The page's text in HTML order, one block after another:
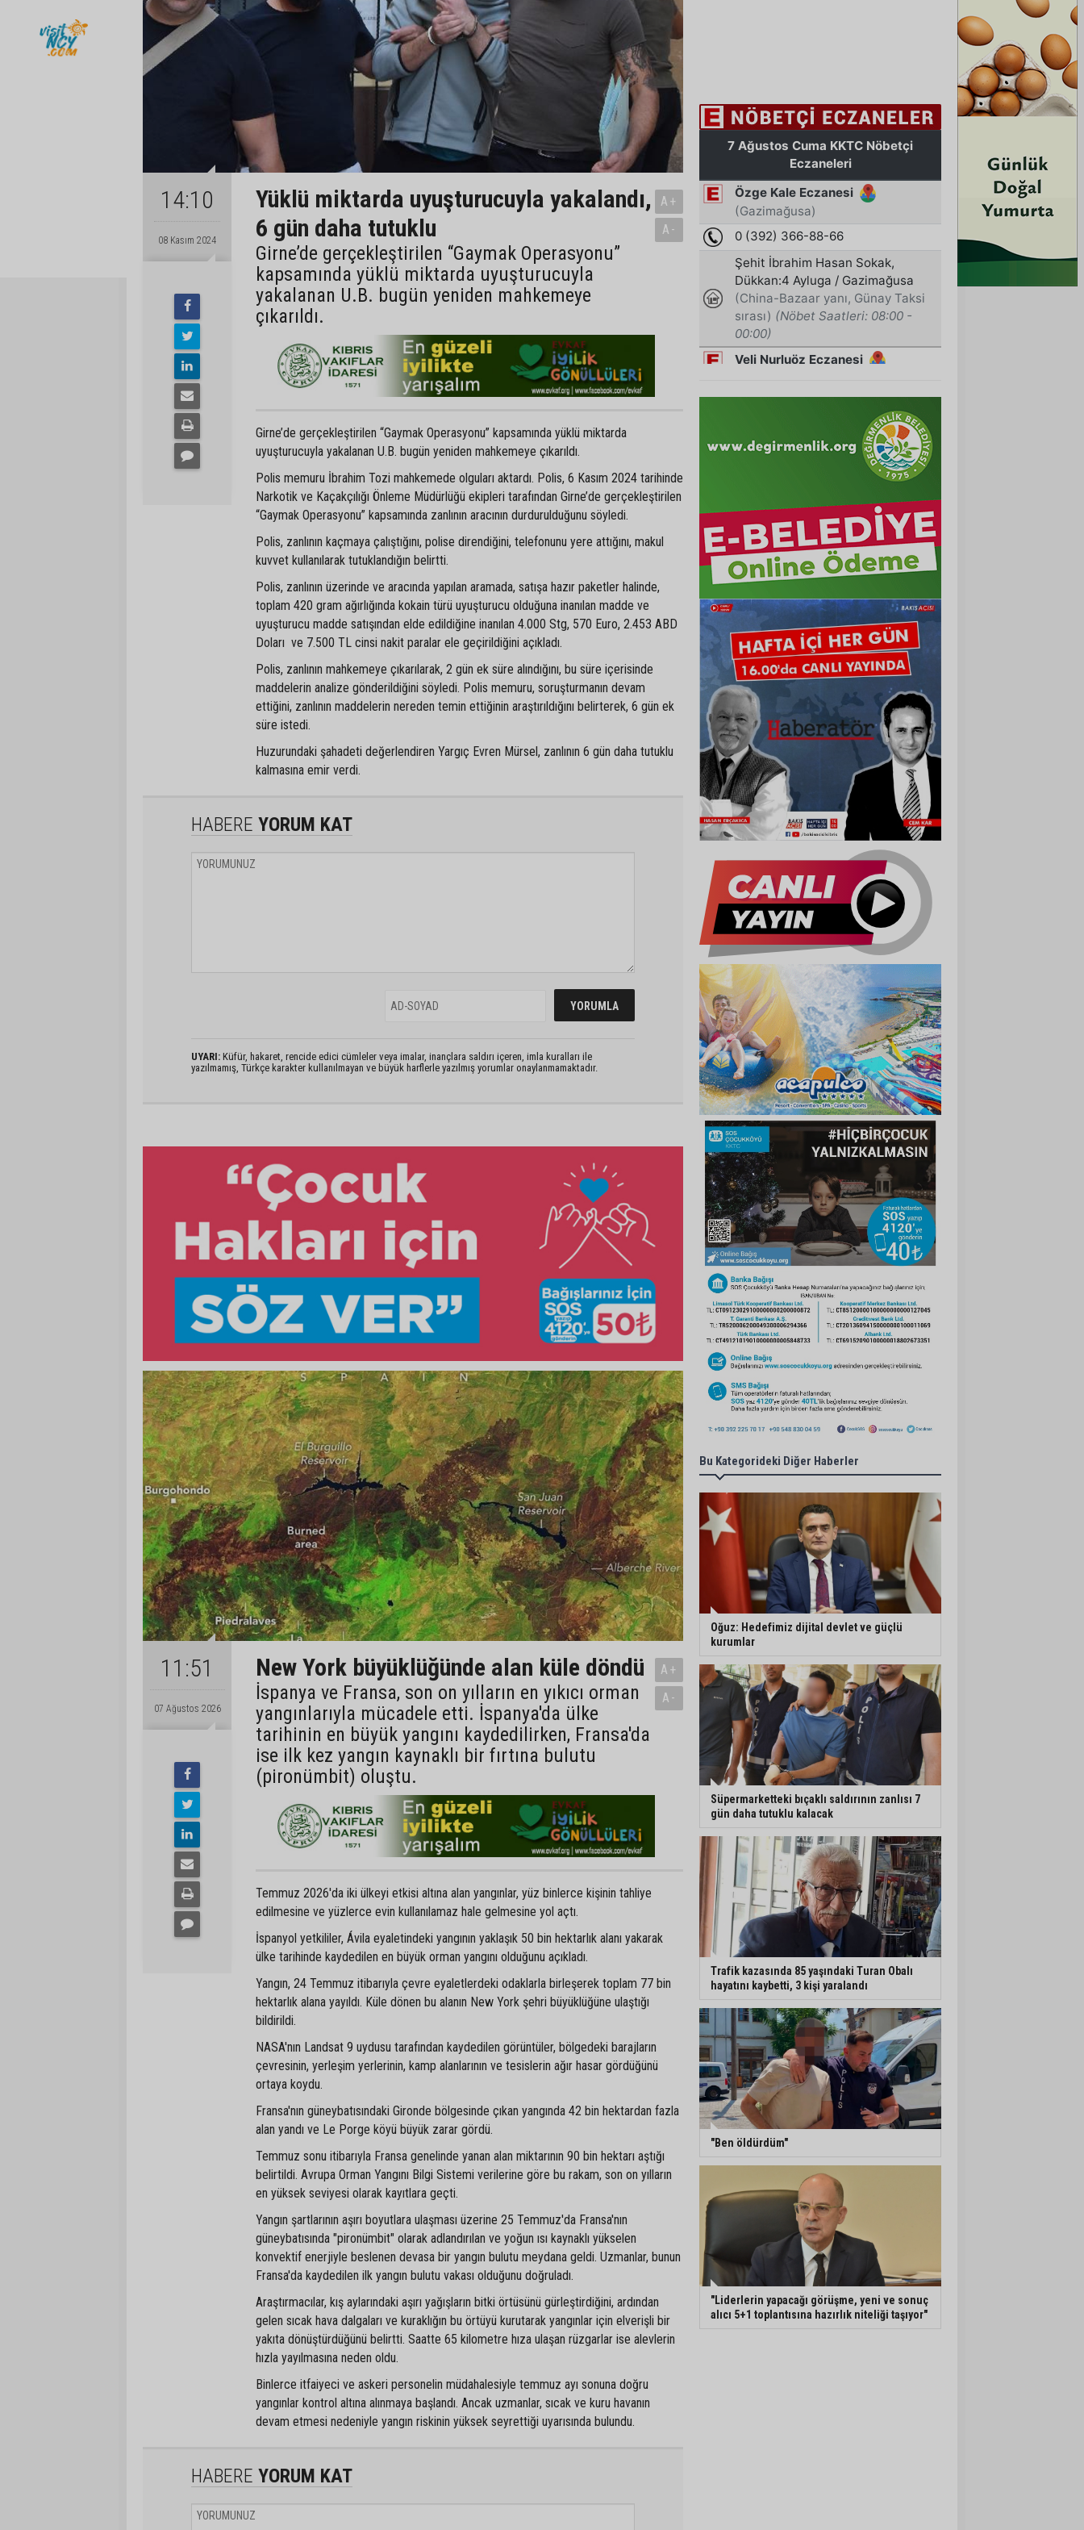
14:10
08 Kasım 2024
Yüklü miktarda uyuşturucuyla yakalandı,
6 gün daha tutuklu
Girne’de gerçekleştirilen “Gaymak Operasyonu”
kapsamında yüklü miktarda uyuşturucuyla
yakalanan U.B. bugün yeniden mahkemeye
çıkarıldı.
A+
A-
Girne’de gerçekleştirilen “Gaymak Operasyonu” kapsamında yüklü miktarda
uyuşturucuyla yakalanan U.B. bugün yeniden mahkemeye çıkarıldı.
Polis memuru İbrahim Tozi mahkemede olguları aktardı. Polis, 6 Kasım 2024 tarihinde
Narkotik ve Kaçakçılığı Önleme Müdürlüğü ekipleri tarafından Girne’de gerçekleştirilen
“Gaymak Operasyonu” kapsamında zanlının aracının durdurulduğunu söyledi.
Polis, zanlının kaçmaya çalıştığını, polise direndiğini, telefonunu yere attığını, makul
kuvvet kullanılarak tutuklandığın belirtti.
Polis, zanlının üzerinde ve aracında yapılan aramada, satışa hazır paketler halinde,
toplam 420 gram ağırlığında kokain türü uyuşturucu olduğuna inanılan madde ve
uyuşturucu madde satışından elde edildiğine inanılan 4.000 Stg, 570 Euro, 2.453 ABD
Doları ve 7.500 TL cinsi nakit paralar ele geçirildiğini açıkladı.
Polis, zanlının mahkemeye çıkarılarak, 2 gün ek süre alındığını, bu süre içerisinde
maddelerin analize gönderildiğini söyledi. Polis memuru, soruşturmanın devam
ettiğini, zanlının maddelerin nereden temin ettiğinin araştırıldığını belirterek, 6 gün ek
süre istedi.
Huzurundaki şahadeti değerlendiren Yargıç Evren Mürsel, zanlının 6 gün daha tutuklu
kalmasına emir verdi.
HABERE YORUM KAT
UYARI: Küfür, hakaret, rencide edici cümleler veya imalar, inançlara saldırı içeren, imla kuralları ile
yazılmamış, Türkçe karakter kullanılmayan ve büyük harflerle yazılmış yorumlar onaylanmamaktadır.
11:51
07 Ağustos 2026
New York büyüklüğünde alan küle döndü
İspanya ve Fransa, son on yılların en yıkıcı orman
yangınlarıyla mücadele etti. İspanya'da ülke
tarihinin en büyük yangını kaydedilirken, Fransa'da
ise ilk kez yangın kaynaklı bir fırtına bulutu
(pironümbit) oluştu.
A+
A-
Temmuz 2026'da iki ülkeyi etkisi altına alan yangınlar, yüz binlerce kişinin tahliye
edilmesine ve yüzlerce evin kullanılamaz hale gelmesine yol açtı.
İspanyol yetkililer, Ávila eyaletindeki yangının yaklaşık 50 bin hektarlık alanı yakarak
ülke tarihinde kaydedilen en büyük orman yangını olduğunu açıkladı.
Yangın, 24 Temmuz itibarıyla çevre eyaletlerdeki odaklarla birleşerek toplam 77 bin
hektarlık alana yayıldı. Küle dönen bu alanın New York şehri büyüklüğüne ulaştığı
bildirildi.
NASA'nın Landsat 9 uydusu tarafından kaydedilen görüntüler, bölgedeki barajların
çevresinin, yerleşim yerlerinin, kamp alanlarının ve tesislerin ağır hasar gördüğünü
ortaya koydu.
Fransa'nın güneybatısındaki Gironde bölgesinde çıkan yangında 42 bin hektardan fazla
alan yandı ve Le Porge köyü büyük zarar gördü.
Temmuz sonu itibarıyla Fransa genelinde yanan alan miktarının 90 bin hektarı aştığı
belirtildi. Avrupa Orman Yangını Bilgi Sistemi verilerine göre bu rakam, son on yılların
en yüksek seviyesi olarak kayıtlara geçti.
Yangın şartlarının aşırı boyutlara ulaşması üzerine 25 Temmuz'da Fransa'nın
güneybatısında "pironümbit" olarak adlandırılan ve yoğun ısı kaynaklı yükselen
konvektif enerjiyle beslenen devasa bir yangın bulutu meydana geldi. Uzmanlar, bunun
Fransa'da kaydedilen ilk yangın bulutu vakası olduğunu doğruladı.
Araştırmacılar, kış aylarındaki aşırı yağışların bitki örtüsünü gürleştirdiğini, ardından
gelen sıcak hava dalgaları ve kuraklığın bu örtüyü kurutarak yangınlar için elverişli bir
yakıta dönüştürdüğünü belirtti. Saatte 65 kilometre hıza ulaşan rüzgarlar ise alevlerin
hızla yayılmasına neden oldu.
Binlerce itfaiyeci ve askeri personelin müdahalesiyle temmuz ayı sonuna doğru
yangınlar kontrol altına alınmaya başlandı. Ancak uzmanlar, sıcak ve kuru havanın
devam etmesi nedeniyle yangın riskinin yüksek seyrettiği uyarısında bulundu.
HABERE YORUM KAT
Bu Kategorideki Diğer Haberler
Oğuz: Hedefimiz dijital devlet ve güçlü
kurumlar
Süpermarketteki bıçaklı saldırının zanlısı 7
gün daha tutuklu kalacak
Trafik kazasında 85 yaşındaki Turan Obalı
hayatını kaybetti, 3 kişi yaralandı
"Ben öldürdüm"
"Liderlerin yapacağı görüşme, yeni ve sonuç
alıcı 5+1 toplantısına hazırlık niteliği taşıyor"